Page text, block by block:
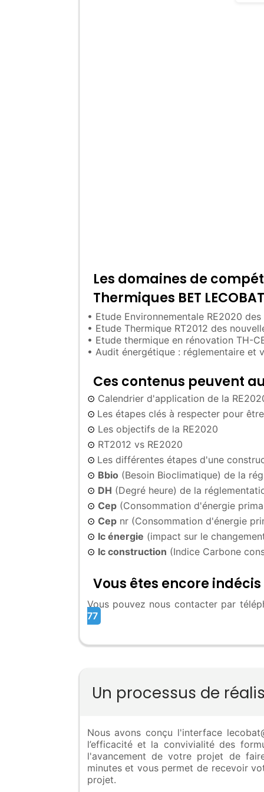
Les domaines de
Thermiques BET
• Etude Environnementale RE2020
• Etude Thermique RT2012 des
• Etude thermique en rénovation TH-
• Audit énergétique : réglementaire et
Ces contenus peuvent
⊙ Calendrier d'application de la
⊙ Les étapes clés à respecter pour
⊙ Les objectifs de la RE2020
⊙ RT2012 vs RE2020
⊙ Les différentes étapes d'une
⊙ Bbio (Besoin Bioclimatique) de la
⊙ DH (Degré heure) de la
⊙ Cep(Consommation d'énergie
⊙ Cepnr (Consommation d'énergie
⊙ Ic énergie (impact sur le
⊙ Ic construction (Indice Carbone
Vous êtes encore indécis
Vous pouvez nous contacter par
77
Un processus de
Nous avons conçu l'interface
l’efficacité et la convivialité des
l'avancement de votre projet de
minutes et vous permet de recevoir
projet.